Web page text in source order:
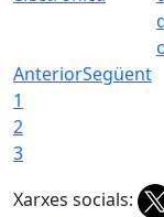
AnteriorSegüent
1
2
3
Xarxes socials: